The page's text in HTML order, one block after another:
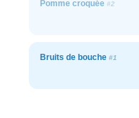
Pomme croquée #2
Bruits de bouche #1